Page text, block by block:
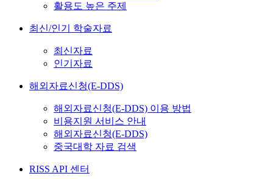
활용도 높은 주제
최신/인기 학술자료
최신자료
인기자료
해외자료신청(E-DDS)
해외자료신청(E-DDS) 이용 방법
비용지원 서비스 안내
해외자료신청(E-DDS)
중국대학 자료 검색
RISS API 센터